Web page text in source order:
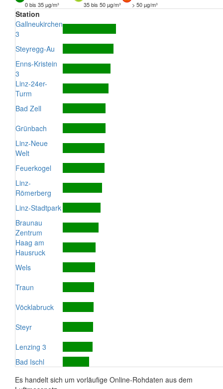
0 bis 35 µg/m³
35 bis 50 µg/m³ > 50 µg/m³
Station
Gallneukirchen
3
Steyregg-Au
Enns-Kristein
3
Linz-24er-
Turm
Bad Zell
Grünbach
Linz-Neue
Welt
Feuerkogel
Linz-
Römerberg
Linz-Stadtpark
Braunau
Zentrum
Haag am
Hausruck
Wels
Traun
Vöcklabruck
Steyr
Lenzing 3
Bad Ischl
Es handelt sich um vorläufige Online-Rohdaten aus dem